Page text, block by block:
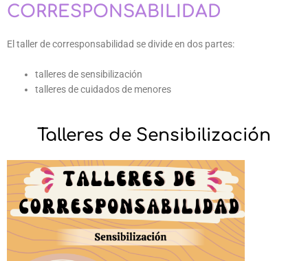
CORRESPONSABILIDAD
El taller de corresponsabilidad se divide en dos partes:
talleres de sensibilización
talleres de cuidados de menores
Talleres de Sensibilización